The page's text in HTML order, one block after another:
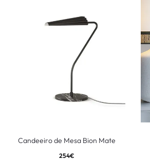
Candeeiro de Mesa Bion Mate
254€